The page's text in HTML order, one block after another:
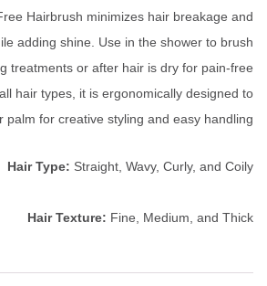
Hairbrush minimizes hair breakage and
adding shine. Use in the shower to brush
treatments or after hair is dry for pain-free
hair types, it is ergonomically designed to
palm for creative styling and easy handling.
Hair Type: Straight, Wavy, Curly, and Coily
Hair Texture: Fine, Medium, and Thick